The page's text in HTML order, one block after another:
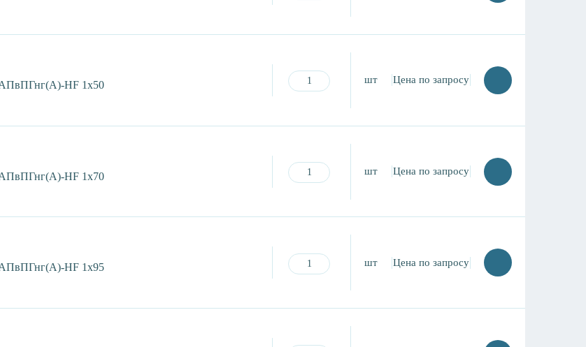
HF 1х50 шт Цена по запросу
HF 1х70 шт Цена по запросу
HF 1х95 шт Цена по запросу